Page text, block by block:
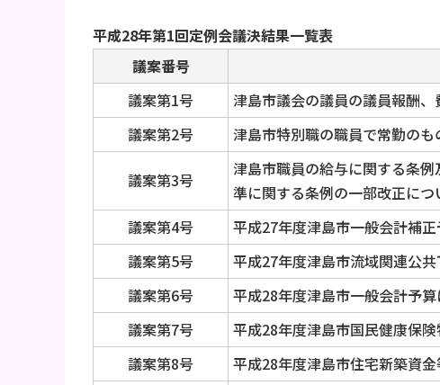
平成28年第1回定例会議決結果一覧表
議案番号
議案第1号
津島市議会の議員の議員報酬
議案第2号
津島市特別職の職員で常勤の
議案第3号
津島市職員の給与に関する条
準に関する条例の一部改正につ
議案第4号 平成27年度津島市一般会計補
議案第5号
平成27年度津島市流域関連公
議案第6号
平成28年度津島市一般会計予
議案第7号
平成28年度津島市国民健康保
議案第8号
平成28年度津島市住宅新築資